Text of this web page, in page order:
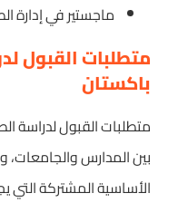
ماجستير في إدارة
متطلبات القبول
باكستان
متطلبات القبول لدراسة
بين المدارس
الأساسية المشتركة التي